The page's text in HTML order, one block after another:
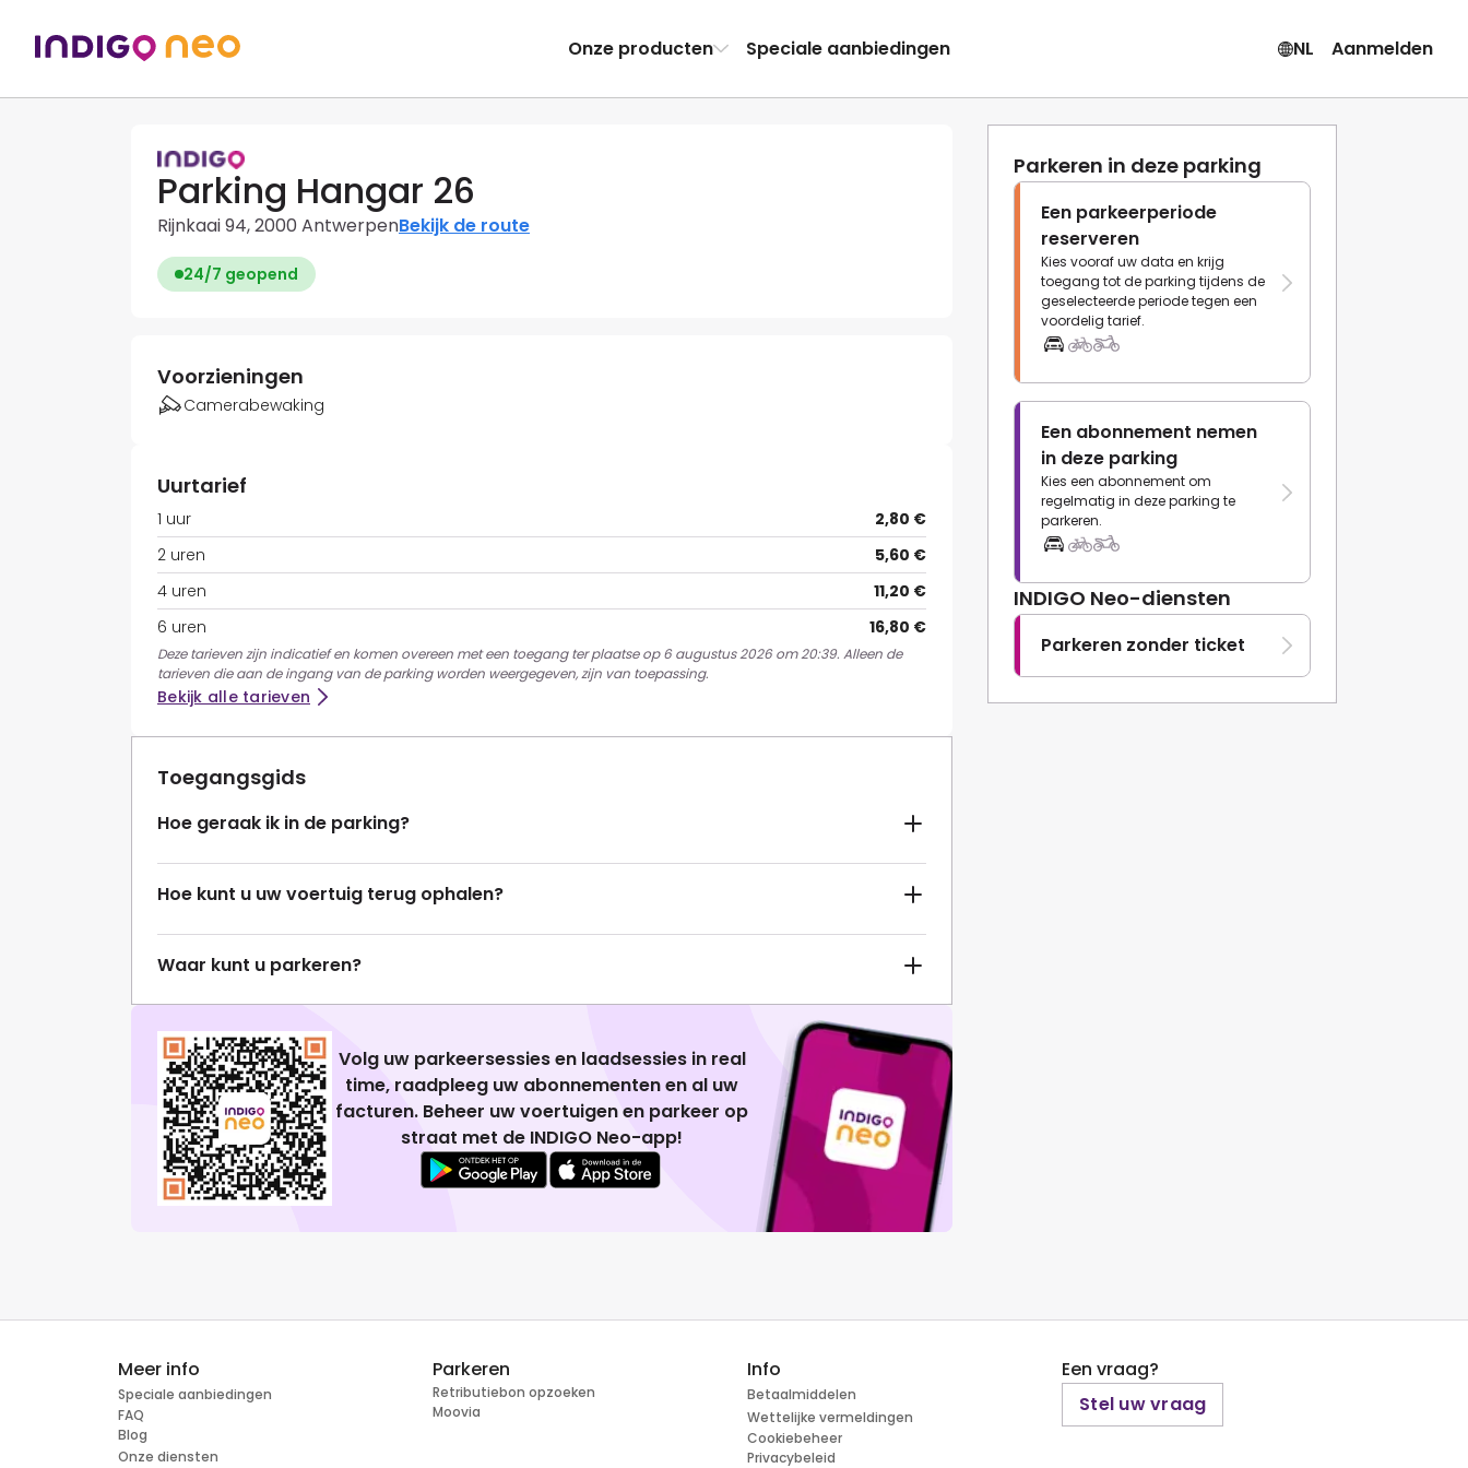
Onze producten Speciale aanbiedingen NL Aanmelden
Parking Hangar 26
Rijnkaai 94, 2000 AntwerpenBekijk de route
24/7 geopend
Parkeren in deze parking
Een parkeerperiode
reserveren
Kies vooraf uw data en krijg
toegang tot de parking tijdens de
geselecteerde periode tegen een
voordelig tarief.
Een abonnement nemen
in deze parking
Kies een abonnement om
regelmatig in deze parking te
parkeren.
INDIGO Neo-diensten
Parkeren zonder ticket
Voorzieningen
Camerabewaking
Uurtarief
1 uur
2,80 €
2 uren
5,60 €
4 uren
11,20 €
6 uren
16,80 €
Deze tarieven zijn indicatief en komen overeen met een toegang ter plaatse op 6 augustus 2026 om 20:39. Alleen de
tarieven die aan de ingang van de parking worden weergegeven, zijn van toepassing.
Bekijk alle tarieven
Toegangsgids
Hoe geraak ik in de parking?
Hoe kunt u uw voertuig terug ophalen?
Waar kunt u parkeren?
Volg uw parkeersessies en laadsessies in real
time, raadpleeg uw abonnementen en al uw
facturen. Beheer uw voertuigen en parkeer op
straat met de INDIGO Neo-app!
Meer info
Speciale aanbiedingen
FAQ
Blog
Onze diensten
Parkeren
Retributiebon opzoeken
Moovia
Info
Betaalmiddelen
Wettelijke vermeldingen
Cookiebeheer
Privacybeleid
Een vraag?
Stel uw vraag